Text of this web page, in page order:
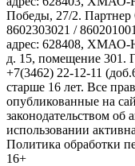
Победы, 27/2.
8602303021 /
адрес: 628408, ХМАО-
д. 15, помещение 301.
+7(3462) 22-12-11
старше 16 лет. Все
опубликованные на
законодательством
использовании
Политика обработки
16+